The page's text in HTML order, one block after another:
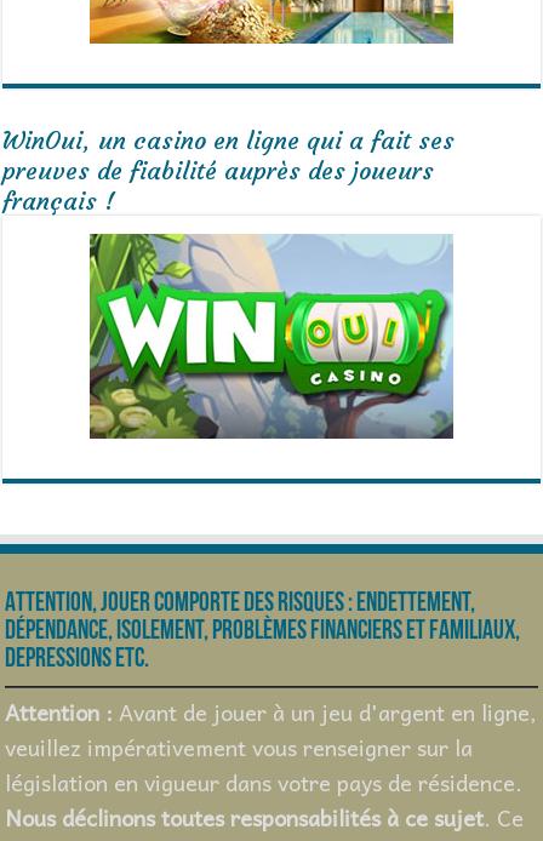
WinOui, un casino en ligne qui a fait ses
preuves de fiabilité auprès des joueurs
français !
Attention, jouer comporte des risques : endettement,
dépendance, isolement, problèmes financiers et familiaux,
depressions etc.
Attention : Avant de jouer à un jeu d'argent en ligne,
veuillez impérativement vous renseigner sur la
législation en vigueur dans votre pays de résidence.
Nous déclinons toutes responsabilités à ce sujet. Ce